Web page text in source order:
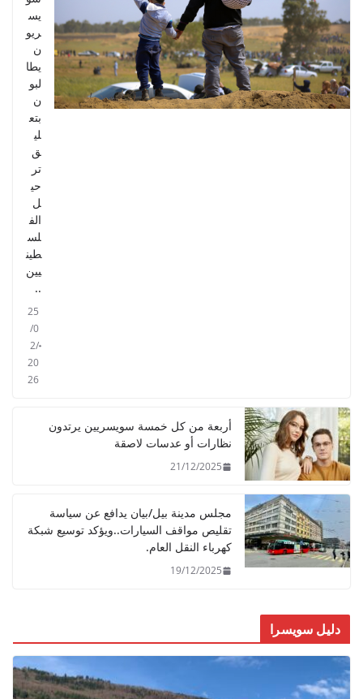
يس
ريو
ن
يطا
لبو
ن
بتع
لي
ق
تر
حي
ل
الف
لس
طين
يين
..
25
/0
2/
20
26
أربعة من كل خمسة سويسريين يرتدون
نظارات أو عدسات لاصقة
21/12/2025
مجلس مدينة بيل/بيان يدافع عن سياسة
تقليص مواقف السيارات..ويؤكد توسيع شبكة
كهرباء النقل العام.
19/12/2025
دليل سويسرا